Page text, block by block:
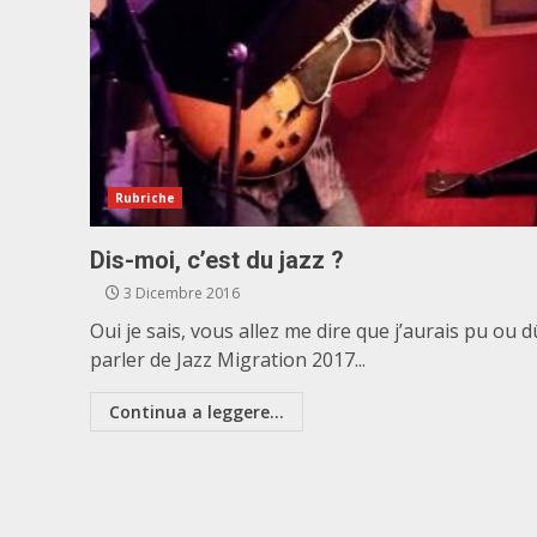
Rubriche
Dis-moi, c’est du jazz ?
3 Dicembre 2016
Oui je sais, vous allez me dire que j’aurais pu ou
parler de Jazz Migration 2017...
Continua a leggere...